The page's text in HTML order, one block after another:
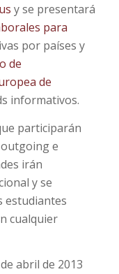
y se presentará
para
por países y
de
de
informativos.
participarán
e
irán
y se
estudiantes
cualquier
abril de 2013